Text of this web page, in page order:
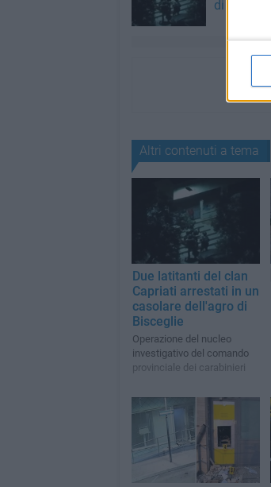
di Bisceglie
Altri contenuti a tema
Due latitanti del clan
Capriati arrestati in un
casolare dell'agro di
Bisceglie
Operazione del nucleo
investigativo del comando
provinciale dei carabinieri